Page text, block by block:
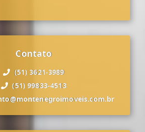
Contato
(51) 3621-3989
(51) 99833-4513